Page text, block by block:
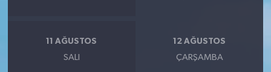
11 AĞUSTOS
SALI
12 AĞUSTOS
ÇARŞAMBA